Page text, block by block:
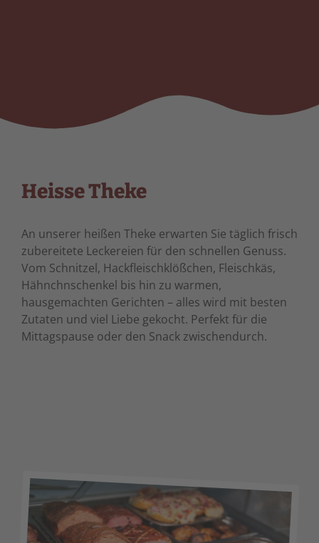
Heisse Theke
An unserer heißen Theke erwarten Sie täglich frisch
zubereitete Leckereien für den schnellen Genuss.
Vom Schnitzel, Hackfleischklößchen, Fleischkäs,
Hähnchnschenkel bis hin zu warmen,
hausgemachten Gerichten – alles wird mit besten
Zutaten und viel Liebe gekocht. Perfekt für die
Mittagspause oder den Snack zwischendurch.